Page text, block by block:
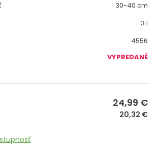
30-40 cm
3 l
4556
VYPREDANÉ
24,99 €
20,32 €